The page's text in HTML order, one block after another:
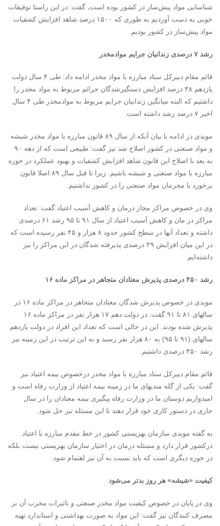
شناسایی مواد پیش‌ساز در کشور بوده است، گفت: در این راستا توفیقات
خوبی به دست آوردیم به طوری که ۱۵۰۰ درصد شاهد افزایش کشفیات
مواد پیش‌ساز در کشور بودیم.
رشد ۷ درصدی زندانیان جرایم موادمخدر
قائم مقام دبیرکل ستاد مبارزه با مواد مخدر ادامه داد: طی ۴ سال دولت
یازدهم ۳۸ درصد افزایش دستگیرشدگان جرائم مربوط به مواد مخدر را
داشتیم که البته میانگین زندانیان جرایم مربوط به موادمخدر طی ۴ سال
اخیر ۷ درصد رشد داشته است.
مویدی در ادامه با بیان آنکه از سال ۸۹ قانون مبارزه با مواد مخدر شیشه
و مواد صنعتی در کشور اصلاح شد نیز گفت: طبیعی است که از دهه ۹۰
به بعد با اصلاح این قانون شاهد افزایش کشفیات و بهبود عملکرد در حوزه
مبارزه با مواد صنعتی و شیشه باشیم. زیرا تا قبل سال ۸۹ اصلا قانون
برخورد با مجرمان مواد صنعتی را در کشور نداشتیم.
وی در خصوص مراکز مجاز درمان و کاهش آسیب اعتیاد گفت: تعداد
مراکز در مان و کاهش آسیب اعتیاد از سال ۹۱ تا ۹۵ رشد ۶۱ درصدی
داشته و تعداد آنها در سطح کشور حدود ۸ هزار و ۴۵ نفر رسیده است که
در این میان افزایش ۳۹ درصدی پذیرفته شدگان در این مراکز را نیز
داشته‌ایم.
رشد ۴۵۰ درصدی پذیرش معتادان متجاهر در مراکز ماده ۱۶
مویدی در خصوص پذیرش شدگان معتادان متجاهر در مراکز ماده ۱۶ در
سالهای ۸۱ تا ۹۱ گفت: در دولت دهم ۱۷ هزار نفر در مراکز ماده ۱۶
پذیرش شده بودند. این در حالی است که تعداد این افراد در دولت یازدهم
سالهای (۹۱ تا ۹۵) به ۸۰ هزار نفر رسید و به این ترتیب در این زمینه نیز
رشد ۴۵۰ درصدی داشتیم.
قائم مقام دبیرکل ستاد مبارزه با مواد مخدر درخصوص بیمه اعتیاد نیز
گفت: یکی از گله مندیهای ما در زمینه بیمه اعتیاد از وزارت رفاه است و
امیدواریم دوستان ما در وزارت رفاه پیگیری بیمه معتادان را در سال
جاری در دستور کاری خود قرار دهند تا این مسئله نیز حل شود.
به گفته مویدی سازمان بهزیستی کشور در خط مقدم مبارزه با اعتیاد
درکشور قرار دارد و مسئله درمان در اختیار سازمان بهزیستی نیست بلکه
در حوزه دیگری است که باید نسبت به آن نیز اهتمام شود.
کیفیت «شیشه» هر روز بدتر می‌شود
وی در پایان در خصوص کیفیت مواد مخدر صنعتی و تاثیرات مخرب آن بر
مصرف کنندگان نیز گفت: این مواد به صورت بهداشتی و استاندارد تهیه